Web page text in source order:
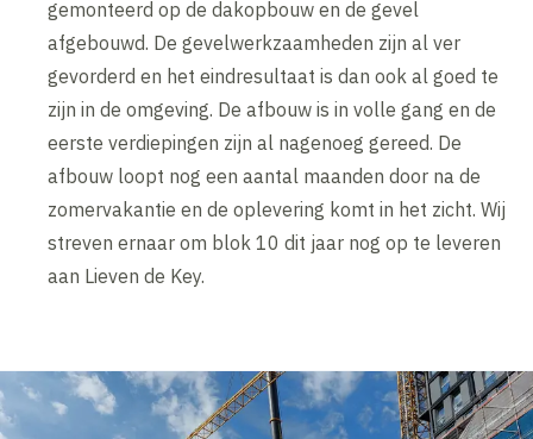
gemonteerd op de dakopbouw en de gevel
afgebouwd. De gevelwerkzaamheden zijn al ver
gevorderd en het eindresultaat is dan ook al goed te
zijn in de omgeving. De afbouw is in volle gang en de
eerste verdiepingen zijn al nagenoeg gereed. De
afbouw loopt nog een aantal maanden door na de
zomervakantie en de oplevering komt in het zicht. Wij
streven ernaar om blok 10 dit jaar nog op te leveren
aan Lieven de Key.